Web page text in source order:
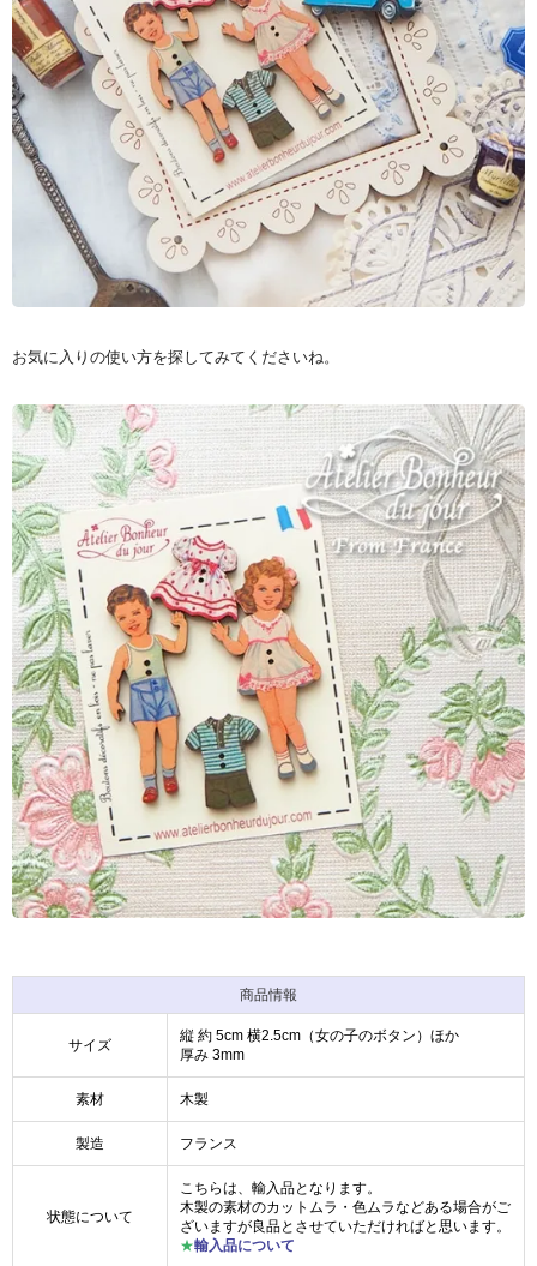
お気に入りの使い方を探してみてくださいね。
商品情報
サイズ
縦 約 5cm 横2.5cm（女の子のボタン）ほか
厚み 3mm
素材 木製
製造 フランス
状態について
こちらは、輸入品となります。
木製の素材のカットムラ・色ムラなどある場合がご
ざいますが良品とさせていただければと思います。
★輸入品について